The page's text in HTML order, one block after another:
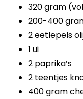
320 gram
200-400
2 eetlepels
1 ui
2 paprika’s
2 teentjes
400 gram